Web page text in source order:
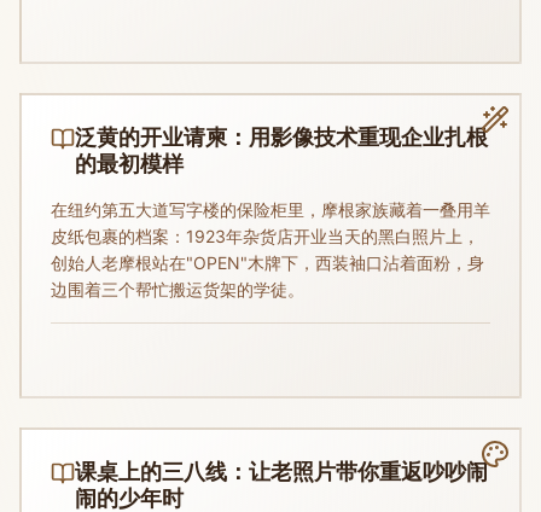
泛黄的开业请柬：用影像技术重现企业扎根
的最初模样
在纽约第五大道写字楼的保险柜里，摩根家族藏着一叠用羊
皮纸包裹的档案：1923年杂货店开业当天的黑白照片上，
创始人老摩根站在"OPEN"木牌下，西装袖口沾着面粉，身
边围着三个帮忙搬运货架的学徒。
课桌上的三八线：让老照片带你重返吵吵闹
闹的少年时